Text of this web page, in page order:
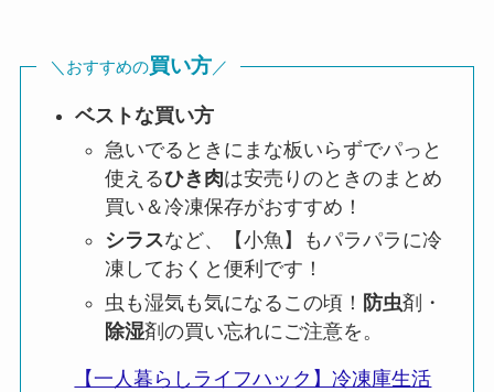
＼おすすめの買い方／
ベストな買い方
急いでるときにまな板いらずでパっと
使えるひき肉は安売りのときのまとめ
買い＆冷凍保存がおすすめ！
シラスなど、【小魚】もパラパラに冷
凍しておくと便利です！
虫も湿気も気になるこの頃！ 防虫剤・
除湿剤の買い忘れにご注意を。
【一人暮らしライフハック】冷凍庫生活